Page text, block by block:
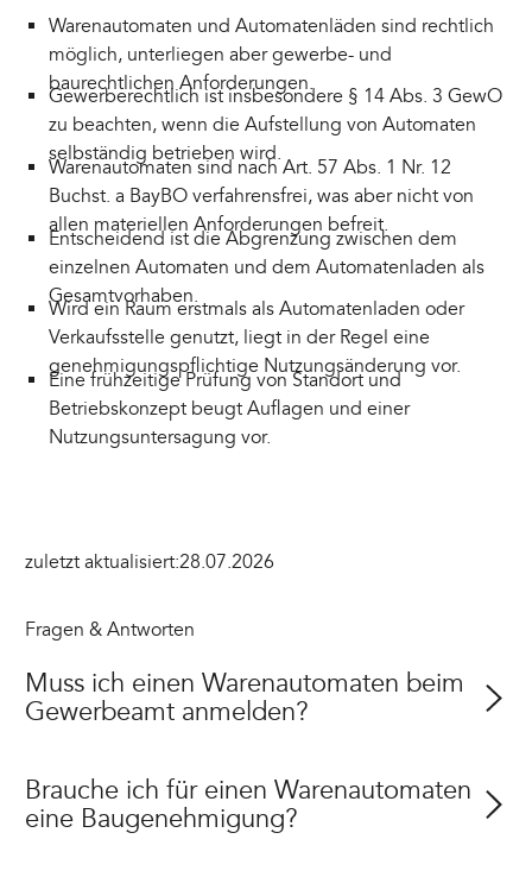
Warenautomaten und Automatenläden sind rechtlich
möglich, unterliegen aber gewerbe- und
baurechtlichen Anforderungen.
Gewerberechtlich ist insbesondere § 14 Abs. 3 GewO
zu beachten, wenn die Aufstellung von Automaten
selbständig betrieben wird.
Warenautomaten sind nach Art. 57 Abs. 1 Nr. 12
Buchst. a BayBO verfahrensfrei, was aber nicht von
allen materiellen Anforderungen befreit.
Entscheidend ist die Abgrenzung zwischen dem
einzelnen Automaten und dem Automatenladen als
Gesamtvorhaben.
Wird ein Raum erstmals als Automatenladen oder
Verkaufsstelle genutzt, liegt in der Regel eine
genehmigungspflichtige Nutzungsänderung vor.
Eine frühzeitige Prüfung von Standort und
Betriebskonzept beugt Auflagen und einer
Nutzungsuntersagung vor.
zuletzt aktualisiert:28.07.2026
Fragen & Antworten
Muss ich einen Warenautomaten beim
Gewerbeamt anmelden?
Brauche ich für einen Warenautomaten
eine Baugenehmigung?